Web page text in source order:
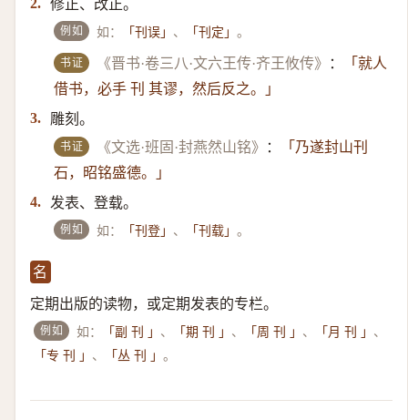
2.
例如 如： 「刊误」 、 「刊定」。
书证 《晋书·卷三八·文六王传·齐王攸传》 ：
「就人
借书，必手 刊 其谬，然后反之。」
3.
雕刻。
书证 《文选·班固·封燕然山铭》 ：
「乃遂封山刊
石，昭铭盛德。」
4. 发表、登载。
例如 如： 「刊登」 、 「刊载」。
名
定期出版的读物，或定期发表的专栏。
例如 如： 「副 刊 」 、 「期 刊 」 、 「周 刊 」 、 「月 刊 」 、
「专 刊 」 、 「丛 刊 」 。